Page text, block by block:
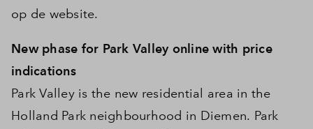
op de website.
New phase for Park Valley online with price
indications
Park Valley is the new residential area in the
Holland Park neighbourhood in Diemen. Park